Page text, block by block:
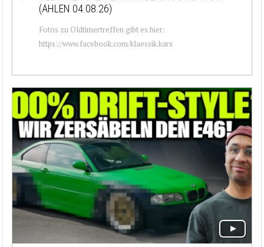
(AHLEN 04.08.26)
Fotos zu Oldtimertreffen gibt es hier:
https://www.facebook.com/klaessik.kars